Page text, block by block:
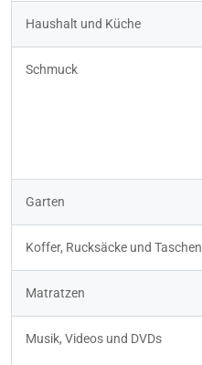
Haushalt und Küche
Schmuck
Garten
Koffer, Rucksäcke und Taschen
Matratzen
Musik, Videos und DVDs